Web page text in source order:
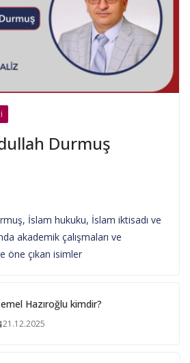
Durmuş
İslam hukuku, İslam iktisadı ve
akademik çalışmaları ve
öne çıkan isimler
Hazıroğlu kimdir?
21.12.2025